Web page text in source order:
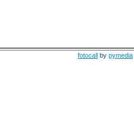
fotocall by pymedia